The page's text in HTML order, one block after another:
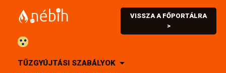
VISSZA A FŐPORTÁLRA
>
TŰZGYÚJTÁSI SZABÁLYOK